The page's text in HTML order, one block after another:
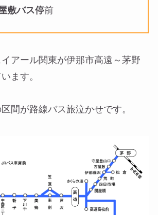
敷バス停前
アール関東が伊那市高遠～茅野
ます。
間が路線バス旅泣かせです。